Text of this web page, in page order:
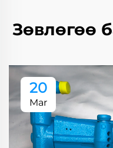
Зөвлөгөө
20
Mar